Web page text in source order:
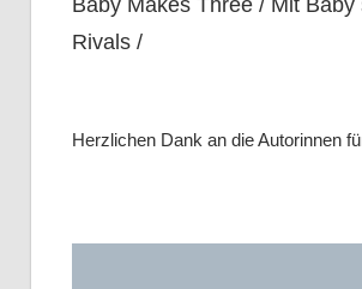
Baby Makes Three / Mit Baby
Rivals /
Herzlichen Dank an die Autorinnen